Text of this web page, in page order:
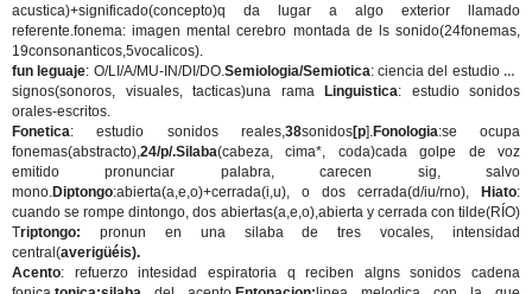
acustica)+significado(concepto)q da lugar a algo exterior llamado
referente.fonema: imagen mental cerebro montada de ls sonido(24fonemas,
19consonanticos,5vocalicos).
fun leguaje: O/LI/A/MU-IN/DI/DO.Semiologia/Semiotica: ciencia del estudio de
signos(sonoros, visuales, tacticas)una rama
Linguistica: estudio sonidos
orales-escritos.
Fonetica: estudio sonidos reales,38sonidos[p].Fonologia:se ocupa
fonemas(abstracto),24/p/.Silaba(cabeza, cima*, coda)cada golpe de voz
emitido pronunciar palabra, carecen sig, salvo
mono.Diptongo:abierta(a,e,o)+cerrada(i,u), o dos cerrada(d/iu/rno), Hiato:
cuando se rompe dintongo, dos abiertas(a,e,o),abierta y cerrada con tilde(RÍO)
Triptongo: pronun en una silaba de tres vocales, intensidad
central(averigüéis).
Acento: refuerzo intesidad espiratoria q reciben algns sonidos cadena